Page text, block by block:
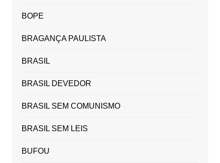
BOPE
BRAGANÇA PAULISTA
BRASIL
BRASIL DEVEDOR
BRASIL SEM COMUNISMO
BRASIL SEM LEIS
BUFOU